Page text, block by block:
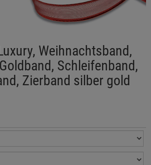
Weihnachtsband,
Schleifenband,
Zierband silber gold